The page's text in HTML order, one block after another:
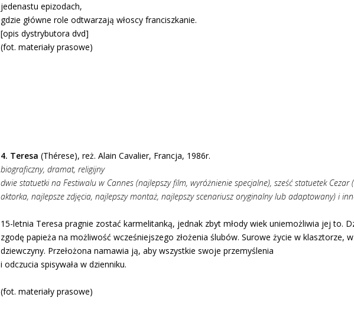
jedenastu epizodach,
gdzie główne role odtwarzają włoscy franciszkanie.
[opis dystrybutora dvd]
(fot. materiały prasowe)
4. Teresa (Thérese), reż. Alain Cavalier, Francja, 1986r.
biograficzny, dramat, religijny
dwie statuetki na Festiwalu w Cannes (najlepszy film, wyróżnienie specjalne), sześć statuetek
aktorka, najlepsze zdjęcia, najlepszy montaż, najlepszy scenariusz oryginalny lub adaptowany) i
15-letnia Teresa pragnie zostać karmelitanką, jednak zbyt młody wiek uniemożliwia jej to.
zgodę papieża na możliwość wcześniejszego złożenia ślubów. Surowe życie w klasztorze,
dziewczyny. Przełożona namawia ją, aby wszystkie swoje przemyślenia
i odczucia spisywała w dzienniku.
(fot. materiały prasowe)